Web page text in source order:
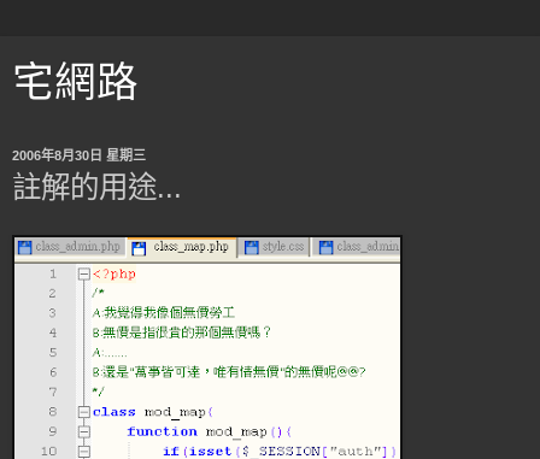
宅網路
2006年8月30日 星期三
註解的用途...